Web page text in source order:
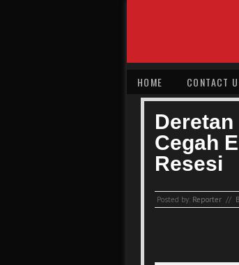
HOME CONTACT
Cegah
Resesi
Posted by: Reporter //